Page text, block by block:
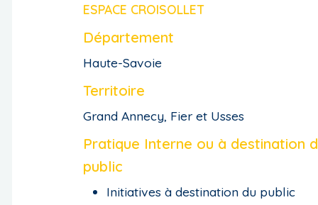
ESPACE CROISOLLET
Département
Haute-Savoie
Territoire
Grand Annecy, Fier et Usses
Pratique Interne ou à destination
public
Initiatives à destination du public